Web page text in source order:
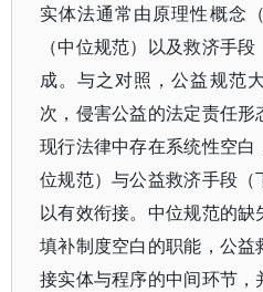
实体法通常由原理性概念
（中位规范）以及救济手
成。与之对照，公益规范
次，侵害公益的法定责任
现行法律中存在系统性空
位规范）与公益救济手段
以有效衔接。中位规范的
填补制度空白的职能，公
接实体与程序的中间环节